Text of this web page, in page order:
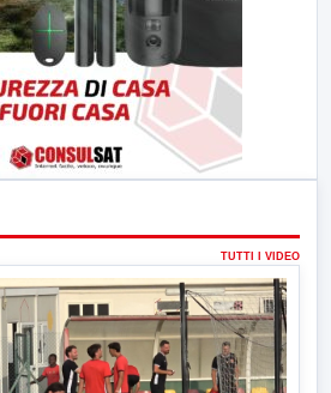
TUTTI I VIDEO